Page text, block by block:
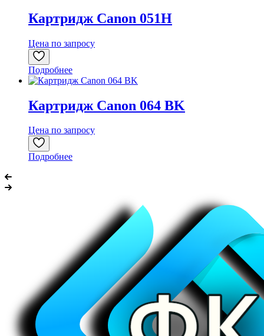
Картридж Canon 051H
Цена по запросу
Подробнее
Картридж Canon 064 BK
Цена по запросу
Подробнее